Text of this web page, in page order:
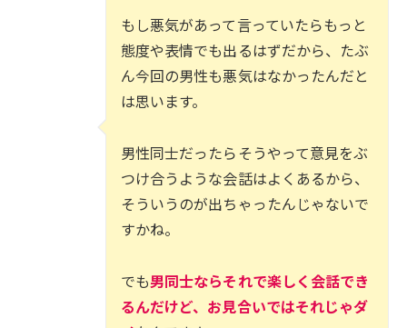
もし悪気があって言っていたらもっと
態度や表情でも出るはずだから、たぶ
ん今回の男性も悪気はなかったんだと
は思います。
男性同士だったらそうやって意見をぶ
つけ合うような会話はよくあるから、
そういうのが出ちゃったんじゃないで
すかね。
でも男同士ならそれで楽しく会話でき
るんだけど、お見合いではそれじゃダ